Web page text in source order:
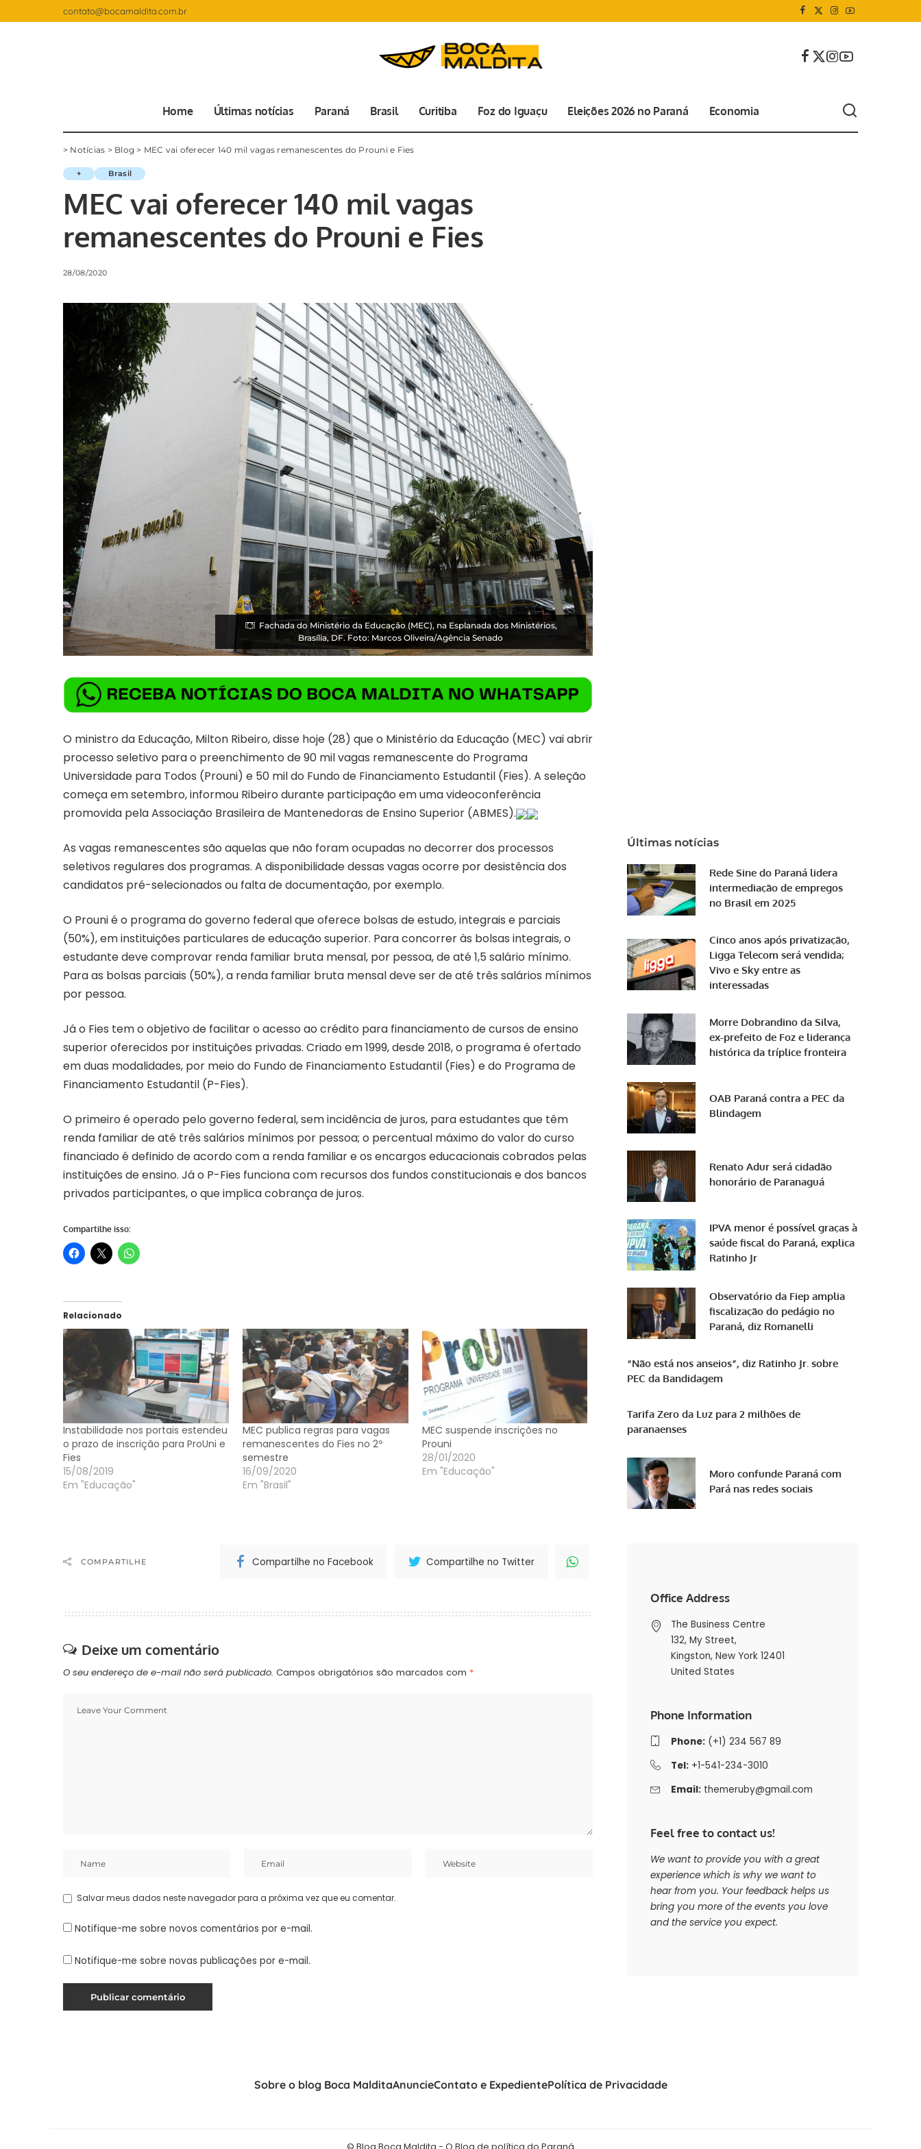
contato@bocamaldita.com.br
Home Últimas notícias Paraná Brasil Curitiba Foz do Iguaçu Eleições 2026 no Paraná Economia
> Notícias > Blog > MEC vai oferecer 140 mil vagas remanescentes do Prouni e Fies
+ Brasil
MEC vai oferecer 140 mil vagas
remanescentes do Prouni e Fies
28/08/2020
Fachada do Ministério da Educação (MEC), na Esplanada dos Ministérios,
Brasília, DF. Foto: Marcos Oliveira/Agência Senado
O ministro da Educação, Milton Ribeiro, disse hoje (28) que o Ministério da Educação (MEC) vai abrir
processo seletivo para o preenchimento de 90 mil vagas remanescente do Programa
Universidade para Todos (Prouni) e 50 mil do Fundo de Financiamento Estudantil (Fies). A seleção
começa em setembro, informou Ribeiro durante participação em uma videoconferência
promovida pela Associação Brasileira de Mantenedoras de Ensino Superior (ABMES).
As vagas remanescentes são aquelas que não foram ocupadas no decorrer dos processos
seletivos regulares dos programas. A disponibilidade dessas vagas ocorre por desistência dos
candidatos pré-selecionados ou falta de documentação, por exemplo.
O Prouni é o programa do governo federal que oferece bolsas de estudo, integrais e parciais
(50%), em instituições particulares de educação superior. Para concorrer às bolsas integrais, o
estudante deve comprovar renda familiar bruta mensal, por pessoa, de até 1,5 salário mínimo.
Para as bolsas parciais (50%), a renda familiar bruta mensal deve ser de até três salários mínimos
por pessoa.
Já o Fies tem o objetivo de facilitar o acesso ao crédito para financiamento de cursos de ensino
superior oferecidos por instituições privadas. Criado em 1999, desde 2018, o programa é ofertado
em duas modalidades, por meio do Fundo de Financiamento Estudantil (Fies) e do Programa de
Financiamento Estudantil (P-Fies).
O primeiro é operado pelo governo federal, sem incidência de juros, para estudantes que têm
renda familiar de até três salários mínimos por pessoa; o percentual máximo do valor do curso
financiado é definido de acordo com a renda familiar e os encargos educacionais cobrados pelas
instituições de ensino. Já o P-Fies funciona com recursos dos fundos constitucionais e dos bancos
privados participantes, o que implica cobrança de juros.
Compartilhe isso:
Relacionado
Instabilidade nos portais estendeu
o prazo de inscrição para ProUni e
Fies
15/08/2019
Em "Educação"
MEC publica regras para vagas
remanescentes do Fies no 2º
semestre
16/09/2020
Em "Brasil"
MEC suspende inscrições no
Prouni
28/01/2020
Em "Educação"
COMPARTILHE Compartilhe no Facebook Compartilhe no Twitter
Deixe um comentário
O seu endereço de e-mail não será publicado. Campos obrigatórios são marcados com *
Salvar meus dados neste navegador para a próxima vez que eu comentar.
Notifique-me sobre novos comentários por e-mail.
Notifique-me sobre novas publicações por e-mail.
Últimas notícias
Rede Sine do Paraná lidera
intermediação de empregos
no Brasil em 2025
Cinco anos após privatização,
Ligga Telecom será vendida;
Vivo e Sky entre as
interessadas
Morre Dobrandino da Silva,
ex-prefeito de Foz e liderança
histórica da tríplice fronteira
OAB Paraná contra a PEC da
Blindagem
Renato Adur será cidadão
honorário de Paranaguá
IPVA menor é possível graças à
saúde fiscal do Paraná, explica
Ratinho Jr
Observatório da Fiep amplia
fiscalização do pedágio no
Paraná, diz Romanelli
“Não está nos anseios”, diz Ratinho Jr. sobre
PEC da Bandidagem
Tarifa Zero da Luz para 2 milhões de
paranaenses
Moro confunde Paraná com
Pará nas redes sociais
Office Address
The Business Centre
132, My Street,
Kingston, New York 12401
United States
Phone Information
Phone:(+1) 234 567 89
Tel:+1-541-234-3010
Email: themeruby@gmail.com
Feel free to contact us!
We want to provide you with a great
experience which is why we want to
hear from you. Your feedback helps us
bring you more of the events you love
and the service you expect.
Sobre o blog Boca MalditaAnuncieContato e ExpedientePolítica de Privacidade
© Blog Boca Maldita - O Blog de política do Paraná